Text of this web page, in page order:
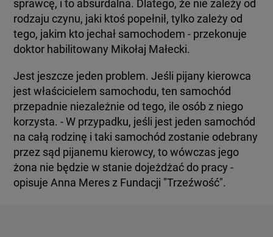
sprawcę, i to absurdalna. Dlatego, że nie zależy od
rodzaju czynu, jaki ktoś popełnił, tylko zależy od
tego, jakim kto jechał samochodem - przekonuje
doktor habilitowany Mikołaj Małecki.
Jest jeszcze jeden problem. Jeśli pijany kierowca
jest właścicielem samochodu, ten samochód
przepadnie niezależnie od tego, ile osób z niego
korzysta. - W przypadku, jeśli jest jeden samochód
na całą rodzinę i taki samochód zostanie odebrany
przez sąd pijanemu kierowcy, to wówczas jego
żona nie będzie w stanie dojeżdżać do pracy -
opisuje Anna Meres z Fundacji "Trzeźwość".